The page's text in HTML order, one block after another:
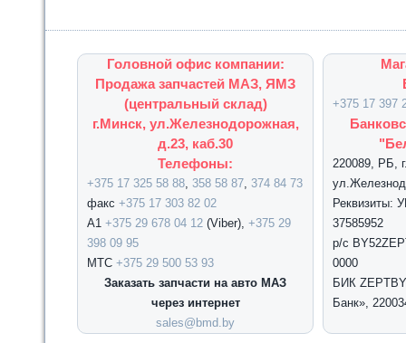
Головной офис компании:
Продажа запчастей МАЗ, ЯМЗ
(центральный склад)
г.Минск, ул.Железнодорожная,
д.23, каб.30
Телефоны:
+375 17 325 58 88, 358 58 87, 374 84 73
факс +375 17 303 82 02
А1 +375 29 678 04 12 (Viber), +375 29
398 09 95
МТС +375 29 500 53 93
Заказать запчасти на авто МАЗ
через интернет
sales@bmd.by
+375 17 397
220089, РБ,
Реквизиты:
37585952
р/с
0000
БИК
Банк»,